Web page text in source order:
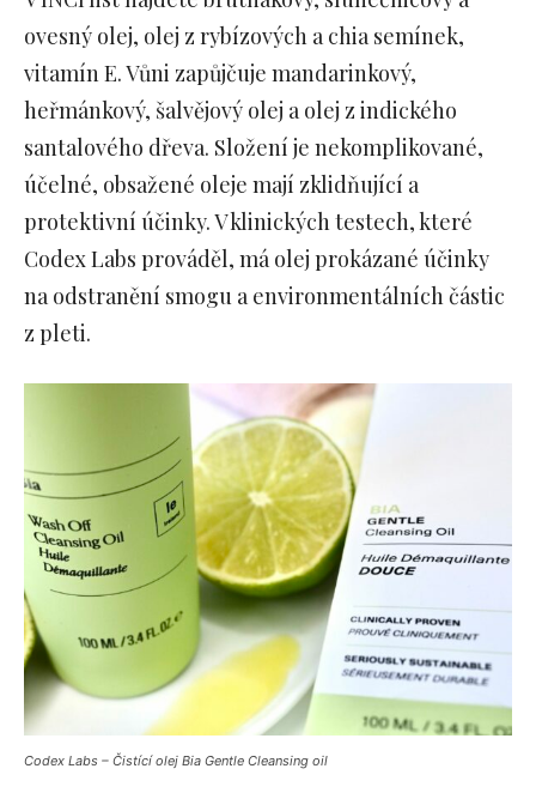
ovesný olej, olej z rybízových a chia semínek,
vitamín E. Vůni zapůjčuje mandarinkový,
heřmánkový, šalvějový olej a olej z indického
santalového dřeva. Složení je nekomplikované,
účelné, obsažené oleje mají zklidňující a
protektivní účinky. V klinických testech, které
Codex Labs prováděl, má olej prokázané účinky
na odstranění smogu a environmentálních částic
z pleti.
Codex Labs – Čistící olej Bia Gentle Cleansing oil